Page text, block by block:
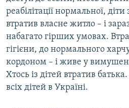
реабілітації нормальної,
втратив власне житло – і
набагато гірших умовах.
гігієни, до нормального
кордоном – і живе у
Хтось із дітей втратив
всіх дітей в Україні.